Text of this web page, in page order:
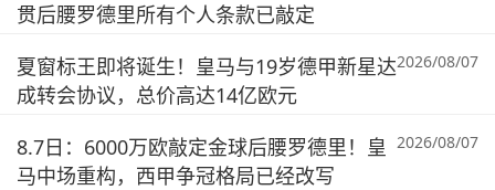
贯后腰罗德里所有个人条款已敲定
夏窗标王即将诞生！皇马与19岁德甲新星达
成转会协议，总价高达14亿欧元
2026/08/07
8.7日：6000万欧敲定金球后腰罗德里！皇
马中场重构，西甲争冠格局已经改写
2026/08/07